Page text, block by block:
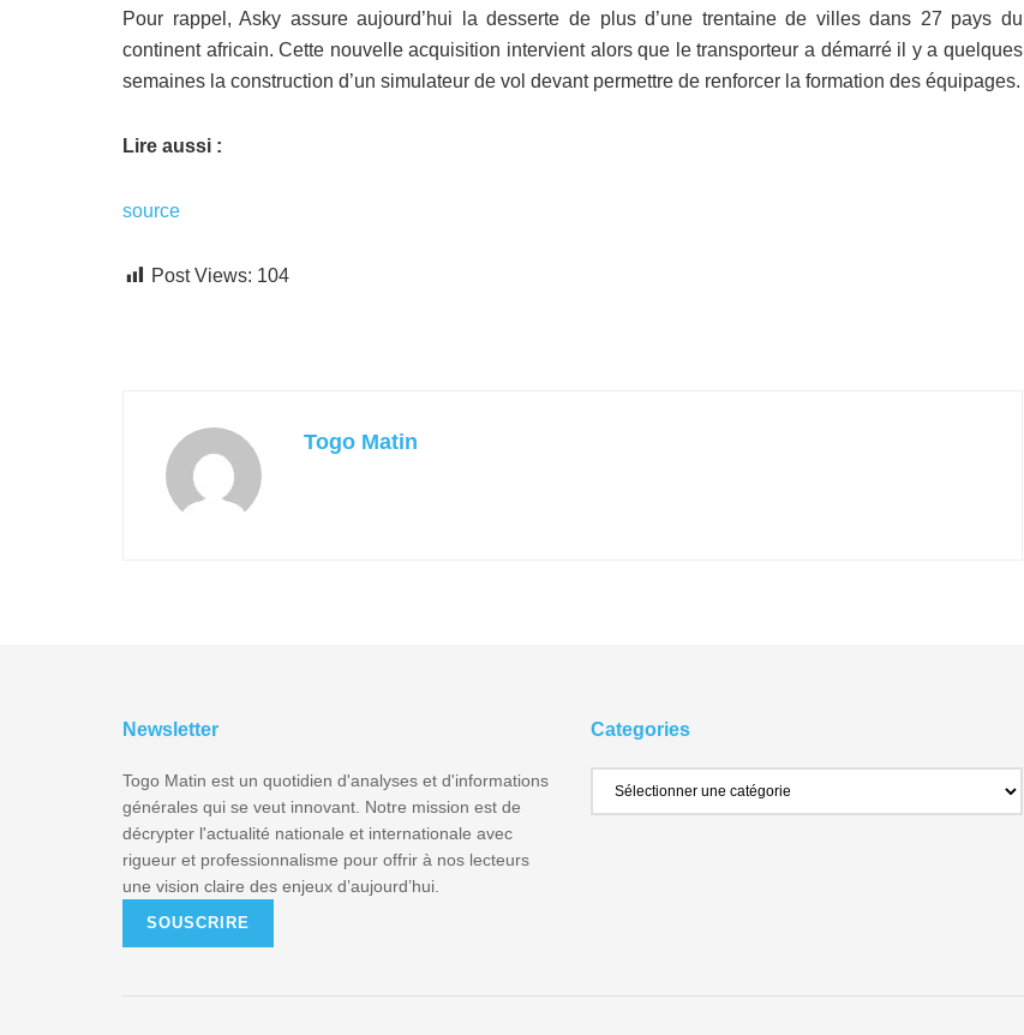
Pour rappel, Asky assure aujourd’hui la desserte de plus d’une trentaine de villes dans 27 pays du
continent africain. Cette nouvelle acquisition intervient alors que le transporteur a démarré il y a quelques
semaines la construction d’un simulateur de vol devant permettre de renforcer la formation des équipages.
Lire aussi :
source
Post Views: 104
Togo Matin
Newsletter
Togo Matin est un quotidien d'analyses et d'informations
générales qui se veut innovant. Notre mission est de
décrypter l'actualité nationale et internationale avec
rigueur et professionnalisme pour offrir à nos lecteurs
une vision claire des enjeux d’aujourd’hui.
SOUSCRIRE
Categories